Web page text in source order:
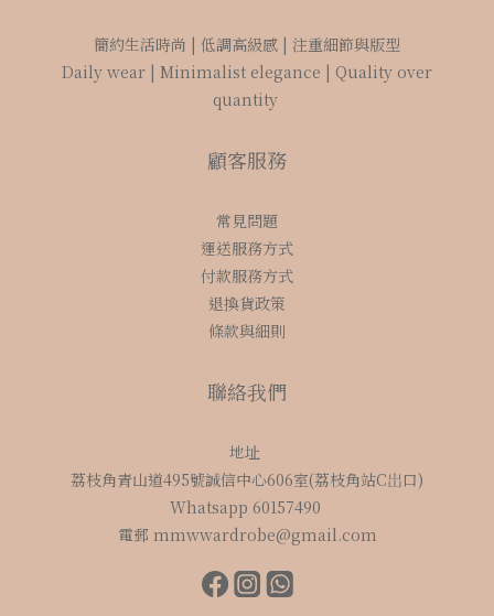
簡約生活時尚 | 低調高級感 | 注重細節與版型
Daily wear | Minimalist elegance | Quality over
quantity
顧客服務
常見問題
運送服務方式
付款服務方式
退換貨政策
條款與細則
聯絡我們
地址
荔枝角青山道495號誠信中心606室(荔枝角站C岀口)
Whatsapp 60157490
電郵 mmwwardrobe@gmail.com